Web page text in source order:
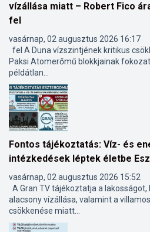
vízállása miatt – Robert Fico
fel
vasárnap, 02 augusztus 2026 16:17
fel A Duna vízszintjének kritikus
Paksi Atomerőmű blokkjainak
példátlan...
Fontos tájékoztatás: Víz- és
intézkedések léptek életbe
vasárnap, 02 augusztus 2026 15:52
A Gran TV tájékoztatja a lakosságot,
alacsony vízállása, valamint a
csökkenése miatt...